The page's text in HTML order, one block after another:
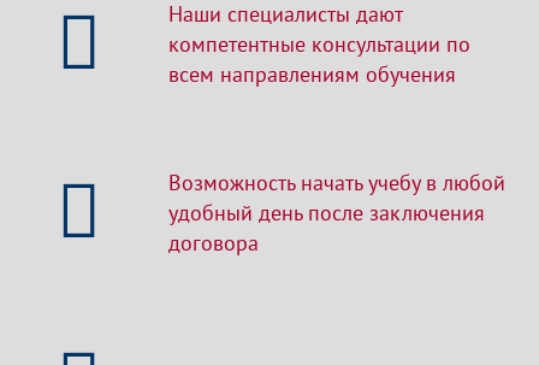
Наши специалисты дают
компетентные консультации по
всем направлениям обучения
Возможность начать учебу в любой
удобный день после заключения
договора